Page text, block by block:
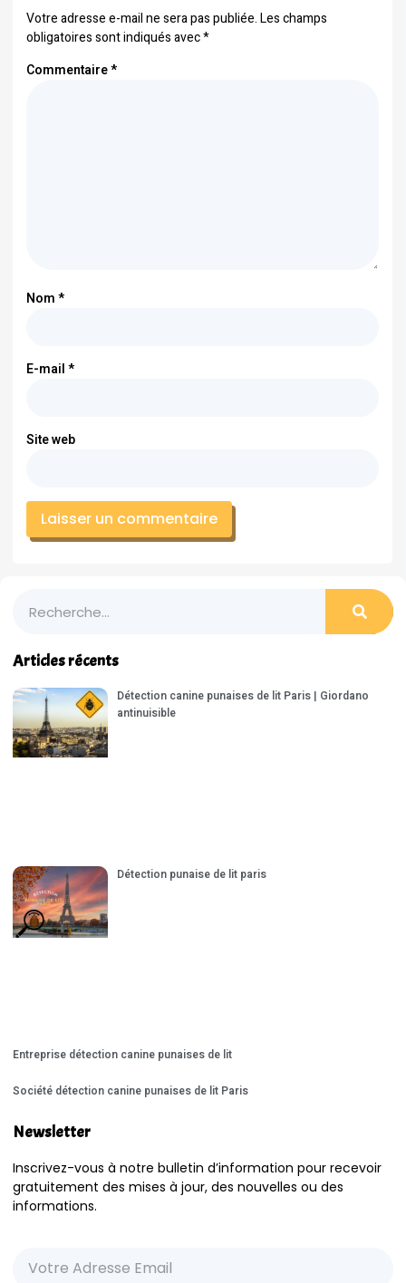
Votre adresse e-mail ne sera pas publiée.Les champs
obligatoires sont indiqués avec*
Commentaire*
Nom*
E-mail*
Site web
Articles récents
Détection canine punaises de lit Paris | Giordano
antinuisible
Détection punaise de lit paris
Entreprise détection canine punaises de lit
Société détection canine punaises de lit Paris
Newsletter
Inscrivez-vous à notre bulletin d’information pour recevoir
gratuitement des mises à jour, des nouvelles ou des
informations.